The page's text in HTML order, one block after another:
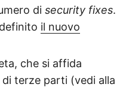
di security fixes.
il nuovo
che si affida
terze parti (vedi alla